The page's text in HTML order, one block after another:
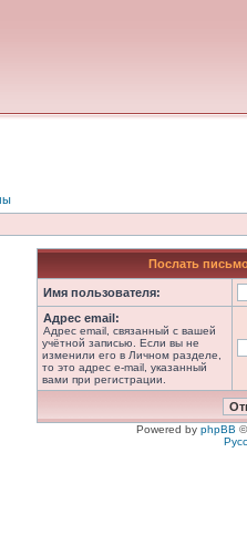
Послать
Имя пользователя:
Адрес email:
Адрес email, связанный с вашей
учётной записью. Если вы не
изменили его в Личном разделе,
то это адрес e-mail, указанный
вами при регистрации.
Powered by phpBB